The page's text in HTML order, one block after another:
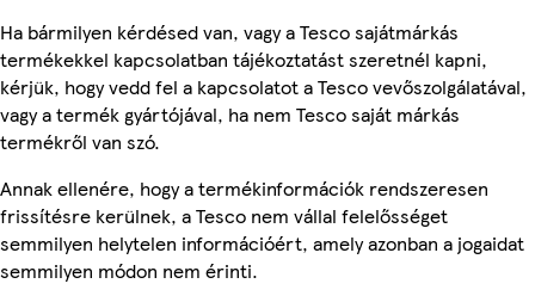
Ha bármilyen kérdésed van, vagy a Tesco sajátmárkás
termékekkel kapcsolatban tájékoztatást szeretnél kapni,
kérjük, hogy vedd fel a kapcsolatot a Tesco vevőszolgálatával,
vagy a termék gyártójával, ha nem Tesco saját márkás
termékről van szó.
Annak ellenére, hogy a termékinformációk rendszeresen
frissítésre kerülnek, a Tesco nem vállal felelősséget
semmilyen helytelen információért, amely azonban a jogaidat
semmilyen módon nem érinti.